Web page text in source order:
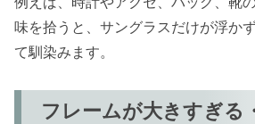
味を拾うと、サングラスだけが浮か
て馴染みます。
フレームが大きすぎる